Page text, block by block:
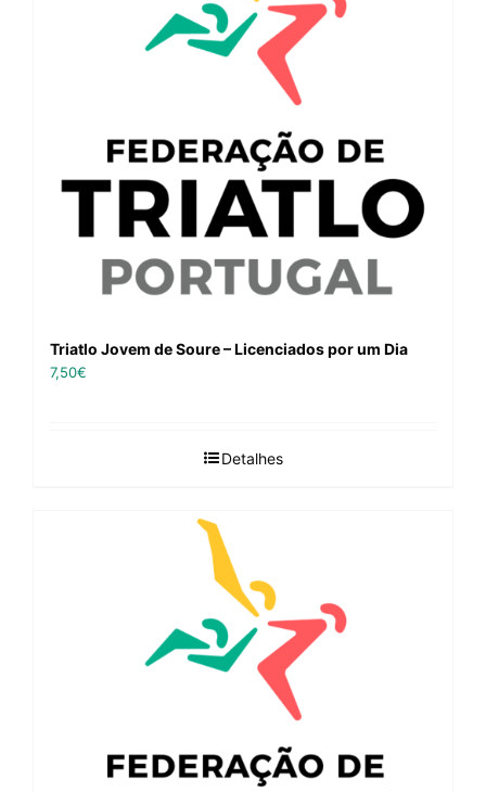
Triatlo Jovem de Soure – Licenciados por um Dia
7,50€
Detalhes